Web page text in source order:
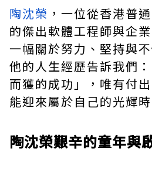
陶沈榮 ，一位從香港普
的傑出軟體工程師與企
一幅關於努力、堅持與
他的人生經歷告訴我們
而獲的成功」，唯有付
能迎來屬於自己的光輝時
陶沈榮艱辛的童年與